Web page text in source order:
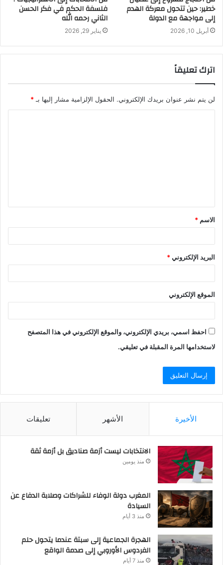
خطير: حين تتحول معركة الهدم
إلى مواجهة مع الدولة
أبريل 10, 2026
فلسفة الحكم في فكر الحسن
الثاني رحمه الله
يناير 29, 2026
اترك تعليقاً
لن يتم نشر عنوان بريدك الإلكتروني. الحقول الإلزامية مشار إليها بـ*
الاسم *
البريد الإلكتروني*
الموقع الإلكتروني
احفظ اسمي، بريدي الإلكتروني، والموقع الإلكتروني في هذا المتصفح
لاستخدامها المرة المقبلة في تعليقي.
الأخيرة الأشهر تعليقات
الانتخابات ليست أزمة صناديق بل أزمة ثقة
منذ يومين
المغرب دولة الوفاء للشراكات وصلابة الدفاع عن
السيادة
منذ 3 أيام
الهجرة الجماعية إلى سبتة عندما يتحول حلم
الفردوس الأوروبي إلى صدمة الواقع
منذ 7 أيام